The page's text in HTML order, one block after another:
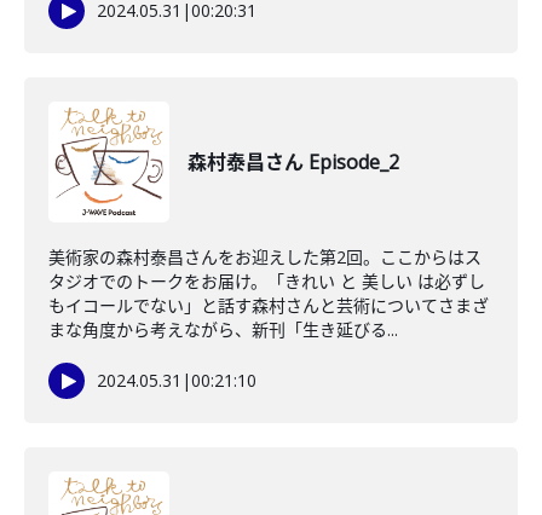
2024.05.31 |00:20:31
森村泰昌さん Episode_2
美術家の森村泰昌さんをお迎えした第2回。ここからはス
タジオでのトークをお届け。「きれい と 美しい は必ずし
もイコールでない」と話す森村さんと芸術についてさまざ
まな角度から考えながら、新刊「生き延びる...
2024.05.31 |00:21:10